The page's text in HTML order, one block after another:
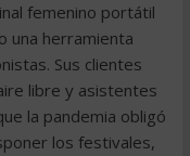
femenino portátil
una herramienta
Sus clientes
libre y asistentes
la pandemia obligó
los festivales,